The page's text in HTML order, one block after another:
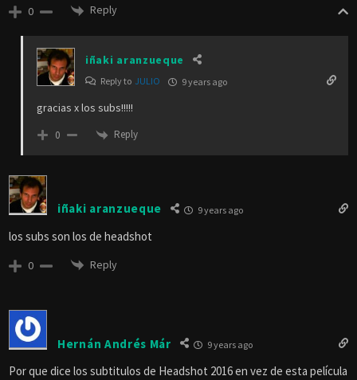
0 Reply
iñaki aranzueque
Reply to JULIO 9 years ago
gracias x los subs!!!!!
0 Reply
iñaki aranzueque 9 years ago
los subs son los de headshot
0 Reply
Hernán Andrés Már 9 years ago
Por que dice los subtitulos de Headshot 2016 en vez de esta película